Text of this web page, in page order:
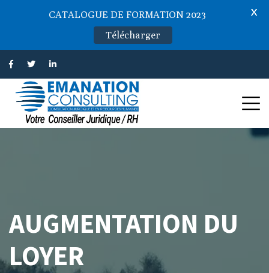
AUGMENTATION DU
LOYER
CATALOGUE DE FORMATION 2023
Télécharger
X